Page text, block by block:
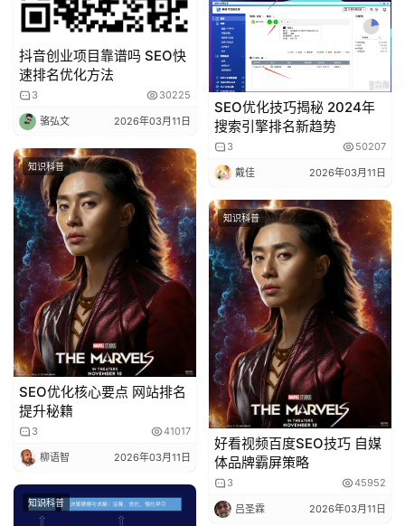
抖音创业项目靠谱吗 SEO快
速排名优化方法
3 30225
骆弘文 2026年03月11日
SEO优化技巧揭秘 2024年
搜索引擎排名新趋势
3 50207
戴佳 2026年03月11日
知识科普
SEO优化核心要点 网站排名
提升秘籍
3 41017
柳语智 2026年03月11日
知识科普
好看视频百度SEO技巧 自媒
体品牌霸屏策略
3 45952
吕圣霖 2026年03月11日
知识科普